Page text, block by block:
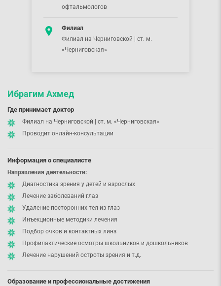
офтальмологов
Филиал
Филиал на Черниговской | ст. м.
«Черниговская»
Ибрагим Ахмед
Где принимает доктор
Филиал на Черниговской | ст. м. «Черниговская»
Проводит онлайн-консультации
Информация о специалисте
Направления деятельности:
Диагностика зрения у детей и взрослых
Лечение заболеваний глаз
Удаление посторонних тел из глаз
Инъекционные методики лечения
Подбор очков и контактных линз
Профилактические осмотры школьников и дошкольников
Лечение нарушений остроты зрения и т.д.
Образование и профессиональные достижения